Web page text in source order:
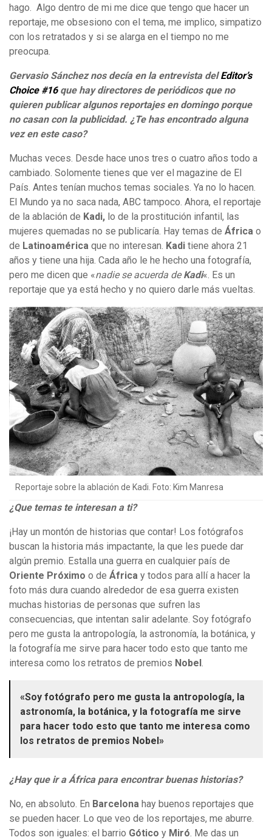
hago. Algo dentro de mi me dice que tengo que hacer un
reportaje, me obsesiono con el tema, me implico, simpatizo
con los retratados y si se alarga en el tiempo no me
preocupa.
Gervasio Sánchez nos decía en la entrevista delEditor’s
Choice #16que hay directores de periódicos que no
quieren publicar algunos reportajes en domingo porque
no casan con la publicidad. ¿Te has encontrado alguna
vez en este caso?
Muchas veces. Desde hace unos tres o cuatro años todo a
cambiado. Solomente tienes que ver el magazine de El
País. Antes tenían muchos temas sociales. Ya no lo hacen.
El Mundo ya no saca nada, ABC tampoco. Ahora, el reportaje
de la ablación de Kadi, lo de la prostitución infantil, las
mujeres quemadas no se publicaría. Hay temas de África o
de Latinoamérica que no interesan. Kadi tiene ahora 21
años y tiene una hija. Cada año le he hecho una fotografía,
pero me dicen que «nadie se acuerda deKadi«. Es un
reportaje que ya está hecho y no quiero darle más vueltas.
Reportaje sobre la ablación de Kadi. Foto: Kim Manresa
¿Que temas te interesan a ti?
¡Hay un montón de historias que contar! Los fotógrafos
buscan la historia más impactante, la que les puede dar
algún premio. Estalla una guerra en cualquier país de
Oriente Próximo o de África y todos para allí a hacer la
foto más dura cuando alrededor de esa guerra existen
muchas historias de personas que sufren las
consecuencias, que intentan salir adelante. Soy fotógrafo
pero me gusta la antropología, la astronomía, la botánica, y
la fotografía me sirve para hacer todo esto que tanto me
interesa como los retratos de premios Nobel .
«Soy fotógrafo pero me gusta la antropología, la
astronomía, la botánica, y la fotografía me sirve
para hacer todo esto que tanto me interesa como
los retratos de premios Nobel»
¿Hay que ir a África para encontrar buenas historias?
No, en absoluto. En Barcelona hay buenos reportajes que
se pueden hacer. Lo que veo de los reportajes, me aburre.
Todos son iguales: el barrio Gótico y Miró. Me das un